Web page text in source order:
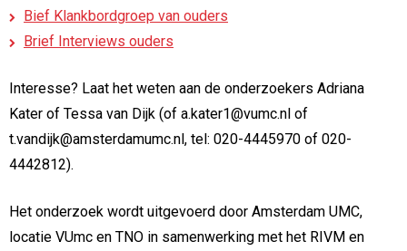
Bief Klankbordgroep van ouders
Brief Interviews ouders
Interesse? Laat het weten aan de onderzoekers Adriana
Kater of Tessa van Dijk (of a.kater1@vumc.nl of
t.vandijk@amsterdamumc.nl, tel: 020-4445970 of 020-
4442812).
Het onderzoek wordt uitgevoerd door Amsterdam UMC,
locatie VUmc en TNO in samenwerking met het RIVM en